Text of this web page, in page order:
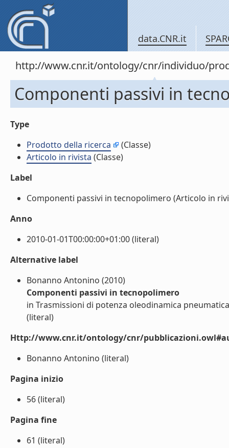
data.CNR.it
http://www.cnr.it/ontology/cnr/individuo/
Componenti passivi in
Type
Prodotto della ricerca
(Classe)
Articolo in rivista (Classe)
Label
Componenti passivi in tecnopolimero (Articolo in
Anno
2010-01-01T00:00:00+01:00 (literal)
Alternative label
Bonanno Antonino (2010)
Componenti passivi in tecnopolimero
in Trasmissioni di potenza oleodinamica
(literal)
Http://www.cnr.it/ontology/cnr/
Bonanno Antonino (literal)
Pagina inizio
56 (literal)
Pagina fine
61 (literal)